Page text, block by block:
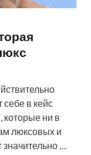
себе в кейс
ни в
люксовых и
…